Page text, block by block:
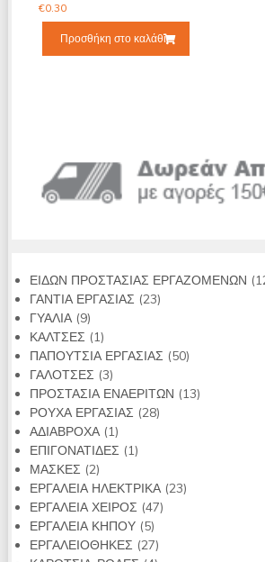
€0.30
Προσθήκη στο καλάθι
ΕΙΔΩΝ ΠΡΟΣΤΑΣΙΑΣ ΕΡΓΑΖΟΜΕΝΩΝ
ΓΑΝΤΙΑ ΕΡΓΑΣΙΑΣ 2323
ΓΥΑΛΙΑ 99
προϊόντα
ΚΑΛΤΣΕΣ 11
προϊόν
ΠΑΠΟΥΤΣΙΑ ΕΡΓΑΣΙΑΣ 5050
ΓΑΛΟΤΣΕΣ 33
προϊόντα
ΠΡΟΣΤΑΣΙΑ ΕΝΑΕΡΙΤΩΝ 1313
ΡΟΥΧΑ ΕΡΓΑΣΙΑΣ 2828
ΑΔΙΑΒΡΟΧΑ 11
προϊόν
ΕΠΙΓΟΝΑΤΙΔΕΣ 11
ΜΑΣΚΕΣ 22
προϊόντα
ΕΡΓΑΛΕΙΑ ΗΛΕΚΤΡΙΚΑ 2323
ΕΡΓΑΛΕΙΑ ΧΕΙΡΟΣ 4747
ΕΡΓΑΛΕΙΑ ΚΗΠΟΥ 55
προϊόντα
ΕΡΓΑΛΕΙΟΘΗΚΕΣ 2727